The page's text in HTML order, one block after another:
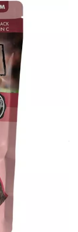
Pferd
die besondere
erhalten. Ein
nicht lieferbar